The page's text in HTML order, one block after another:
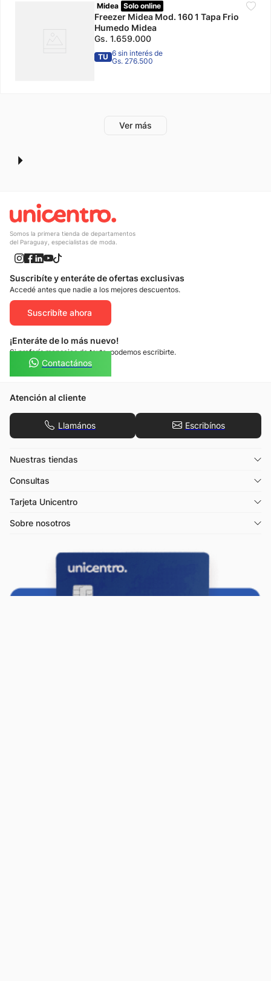
Midea Solo online
Freezer Midea Mod. 160 1 Tapa Frio
Humedo Midea
Gs. 1.659.000
TU 6 sin interés de
Gs. 276.500
Somos la primera tienda de departamentos
del Paraguay, especialistas de moda.
Suscribíte y enteráte de ofertas exclusivas
Accedé antes que nadie a los mejores descuentos.
Suscribíte ahora
¡Enteráte de lo más nuevo!
Si preferís mensajes de texto, podemos escribirte.
Contactános
Atención al cliente
Llamános Escribínos
Nuestras tiendas
Consultas
Tarjeta Unicentro
Sobre nosotros